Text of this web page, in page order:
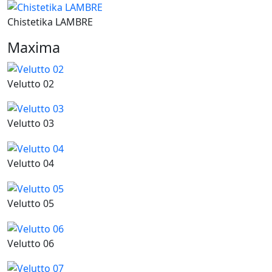
Chistetika LAMBRE
Maxima
Velutto 02
Velutto 03
Velutto 04
Velutto 05
Velutto 06